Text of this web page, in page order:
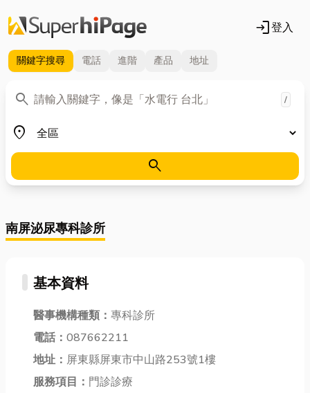
login登入
關鍵字搜尋 電話 進階 產品 地址
search
關鍵字 /
place
地區
search
南屏泌尿專科診所
基本資料
醫事機構種類： 專科診所
電話： 087662211
地址： 屏東縣屏東市中山路253號1樓
服務項目： 門診診療